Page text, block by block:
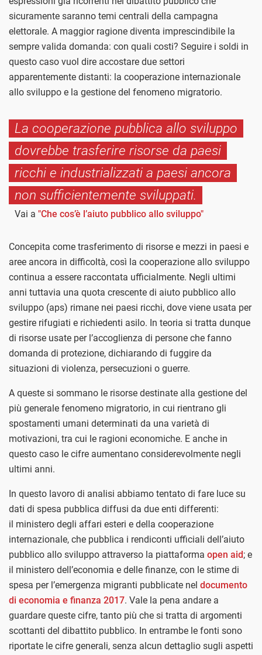
sicuramente saranno temi centrali della campagna
elettorale. A maggior ragione diventa imprescindibile la
sempre valida domanda: con quali costi? Seguire i soldi in
questo caso vuol dire accostare due settori
apparentemente distanti: la cooperazione internazionale
allo sviluppo e la gestione del fenomeno migratorio.
La cooperazione pubblica allo sviluppo
dovrebbe trasferire risorse da paesi
ricchi e industrializzati a paesi ancora
non sufficientemente sviluppati.
Vai a "Che cos’è l’aiuto pubblico allo sviluppo"
Concepita come trasferimento di risorse e mezzi in paesi e
aree ancora in difficoltà, così la cooperazione allo sviluppo
continua a essere raccontata ufficialmente. Negli ultimi
anni tuttavia una quota crescente di aiuto pubblico allo
sviluppo (aps) rimane nei paesi ricchi, dove viene usata per
gestire rifugiati e richiedenti asilo. In teoria si tratta dunque
di risorse usate per l’accoglienza di persone che fanno
domanda di protezione, dichiarando di fuggire da
situazioni di violenza, persecuzioni o guerre.
A queste si sommano le risorse destinate alla gestione del
più generale fenomeno migratorio, in cui rientrano gli
spostamenti umani determinati da una varietà di
motivazioni, tra cui le ragioni economiche. E anche in
questo caso le cifre aumentano considerevolmente negli
ultimi anni.
In questo lavoro di analisi abbiamo tentato di fare luce su
dati di spesa pubblica diffusi da due enti differenti:
il ministero degli affari esteri e della cooperazione
internazionale, che pubblica i rendiconti ufficiali dell’aiuto
pubblico allo sviluppo attraverso la piattaforma open aid; e
il ministero dell’economia e delle finanze, con le stime di
spesa per l’emergenza migranti pubblicate nel documento
di economia e finanza 2017. Vale la pena andare a
guardare queste cifre, tanto più che si tratta di argomenti
scottanti del dibattito pubblico. In entrambe le fonti sono
riportate le cifre generali, senza alcun dettaglio sugli aspetti